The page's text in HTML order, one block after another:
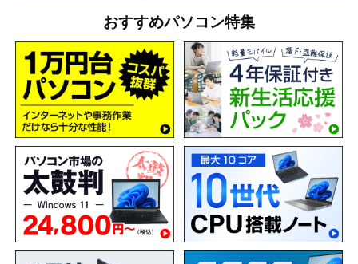
おすすめパソコン特集